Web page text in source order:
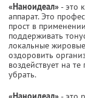
«Наноидеал»- это
аппарат. Это
прост в
поддерживать
локальные
оздоровить
воздействует на
убрать.